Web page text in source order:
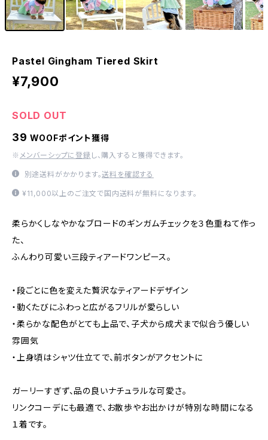
Pastel Gingham Tiered Skirt
¥7,900
SOLD OUT
39 WOOFポイント獲得
※ メンバーシップに登録 し、購入すると獲得できます。
別途送料がかかります。送料を確認する
¥11,000以上のご注文で国内送料が無料になります。
柔らかくしなやかなブロードのギンガムチェックを３色重ねて作っ
た、
ふんわり可愛い三段ティアードワンピース。
・段ごとに色を変えた贅沢なティアードデザイン
・動くたびにふわっと広がるフリルが愛らしい
・柔らかな配色がとても上品で、子犬から成犬まで似合う優しい
雰囲気
・上身頃はシャツ仕立てで、前ボタンがアクセントに
ガーリーすぎず、品の良いナチュラルな可愛さ。
リンクコーデにも最適で、お散歩やお出かけが特別な時間になる
１着です。